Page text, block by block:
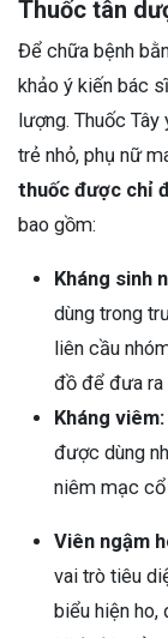
Thuốc tân
Để chữa bệnh
khảo ý kiến bác
lượng. Thuốc
trẻ nhỏ, phụ nữ
thuốc được chỉ
bao gồm:
Kháng sinh
dùng trong
liên cầu
đồ để đưa ra
Kháng viêm:
được dùng
niêm mạc cổ
Viên ngậm
vai trò tiêu
biểu hiện ho,